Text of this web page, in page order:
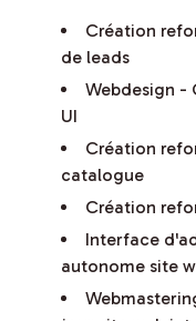
Création
de leads
Webdesign -
UI
Création
catalogue
Création
Interface
autonome site